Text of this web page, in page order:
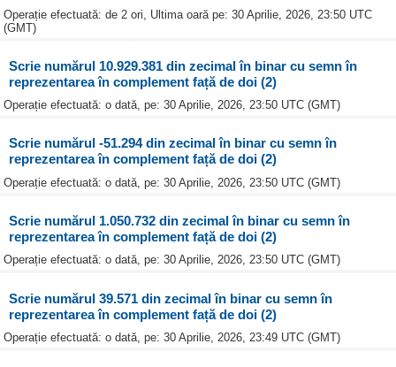
Operație efectuată: de 2 ori, Ultima oară pe: 30 Aprilie, 2026, 23:50 UTC
(GMT)
Scrie numărul 10.929.381 din zecimal în binar cu semn în
reprezentarea în complement față de doi (2)
Operație efectuată: o dată, pe: 30 Aprilie, 2026, 23:50 UTC (GMT)
Scrie numărul -51.294 din zecimal în binar cu semn în
reprezentarea în complement față de doi (2)
Operație efectuată: o dată, pe: 30 Aprilie, 2026, 23:50 UTC (GMT)
Scrie numărul 1.050.732 din zecimal în binar cu semn în
reprezentarea în complement față de doi (2)
Operație efectuată: o dată, pe: 30 Aprilie, 2026, 23:50 UTC (GMT)
Scrie numărul 39.571 din zecimal în binar cu semn în
reprezentarea în complement față de doi (2)
Operație efectuată: o dată, pe: 30 Aprilie, 2026, 23:49 UTC (GMT)